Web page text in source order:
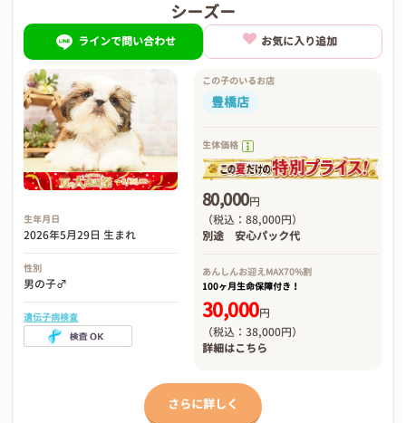
シーズー
ラインで問い合わせ お気に入り追加
生年月日
2026年5月29日 生まれ
性別
男の子♂
遺伝子病検査
この子のいるお店
豊橋店
生体価格
80,000円
（税込：88,000円）
別途 安心パック代
あんしんお迎え MAX70%割
100ヶ月生命保障付き！
30,000円
（税込：38,000円）
詳細はこちら
さらに詳しく